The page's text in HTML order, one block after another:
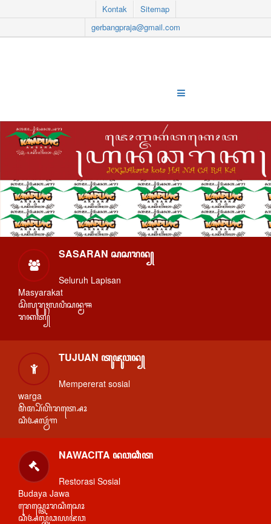
Kontak
Sitemap
gerbangpraja@gmail.com
SASARAN ꦱꦱꦫꦤ꧀
Seluruh Lapisan
Masyarakat
ꦱꦼꦭꦸꦫꦸꦃꦭꦥꦶꦱꦤ꧀ꦩꦯ
ꦫꦏꦠ꧀
TUJUAN ꦠꦸꦗꦸꦮꦤ꧀
Mempererat sosial
warga
ꦩꦼꦩ꧀ꦥꦼꦂꦲꦼꦫꦠ꧀ꦱꦺꦴ
ꦱꦶꦄꦭ꧀ꦮꦂꦒ
NAWACITA ꦤꦮꦕꦶꦠ
Restorasi Sosial
Budaya Jawa
ꦫꦺꦱ꧀ꦠꦺꦴꦫꦱꦶꦱꦺꦴ
ꦱꦶꦄꦭ꧀ꦧꦸꦣꦪꦗꦮ